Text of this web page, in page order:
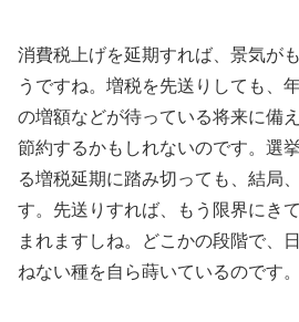
消費税上げを延期すれば、景気が
うですね。増税を先送りしても、
の増額などが待っている将来に備
節約するかもしれないのです。選
る増税延期に踏み切っても、結局
す。先送りすれば、もう限界にき
まれますしね。どこかの段階で、
ねない種を自ら蒔いているのです。